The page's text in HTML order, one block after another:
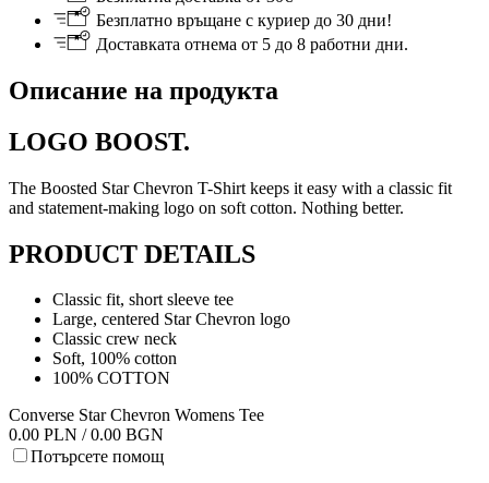
Безплатно връщане с куриер до 30 дни!
Доставката отнема от 5 до 8 работни дни.
Описание на продукта
LOGO BOOST.
The Boosted Star Chevron T-Shirt keeps it easy with a classic fit
and statement-making logo on soft cotton. Nothing better.
PRODUCT DETAILS
Classic fit, short sleeve tee
Large, centered Star Chevron logo
Classic crew neck
Soft, 100% cotton
100% COTTON
Converse Star Chevron Womens Tee
0.00 PLN / 0.00 BGN
Потърсете помощ